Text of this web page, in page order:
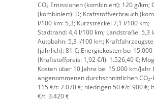
CO₂ Emissionen (kombiniert): 120 g/km;
(kombiniert): D; Kraftstoffverbrauch
l/100 km: 5,3; Kurzstrecke:7,1 l/100 km;
Stadtrand:4,4 l/100 km; Landstraße: 5,3
Autobahn: 5,3 l/100 km;
(jährlich):81 €; Energiekosten bei 15.000
(Kraftstoffpreis: 1,92€/l): 1.526,40 €;
Kosten über 10 Jahre bei 15.000 km/Jahr
angenommenen durchschnittlichen
115 €/t:2.070 €; niedrigen 50 €/t: 900 €;
€/t: 3.420 €